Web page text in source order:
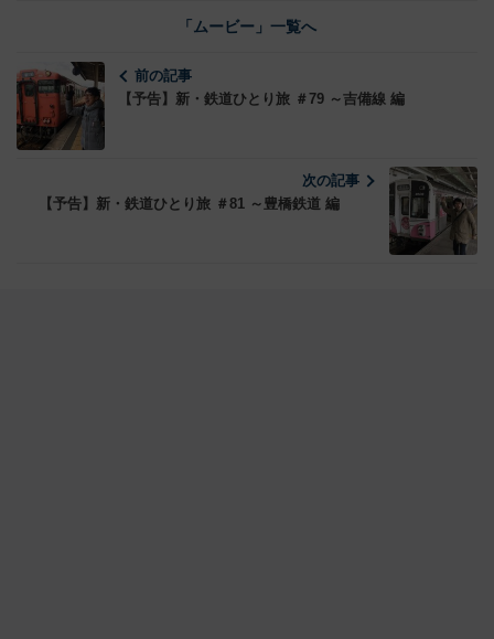
「ムービー」一覧へ
前の記事
【予告】新・鉄道ひとり旅 ＃79 ～吉備線 編
次の記事
【予告】新・鉄道ひとり旅 ＃81 ～豊橋鉄道 編